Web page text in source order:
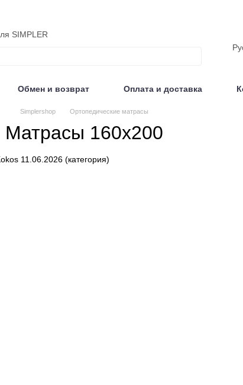
SIMPLER
Обмен и возврат Оплата и доставка
Simplershop Ортопедические матрасы
Матрасы 160х200